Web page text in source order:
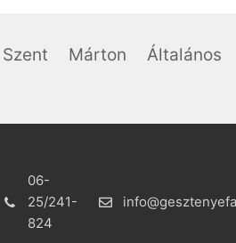
Szent Márton Általános
06-
25/241-
824